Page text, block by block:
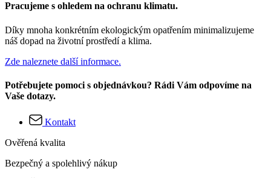
Pracujeme s ohledem na ochranu klimatu.
Díky mnoha konkrétním ekologickým opatřením minimalizujeme
náš dopad na životní prostředí a klima.
Zde naleznete další informace.
Potřebujete pomoci s objednávkou? Rádi Vám odpovíme na
Vaše dotazy.
Kontakt
Ověřená kvalita
Bezpečný a spolehlivý nákup